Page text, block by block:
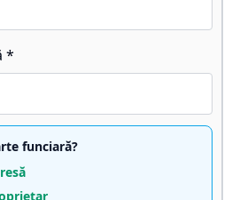
*
funciară?